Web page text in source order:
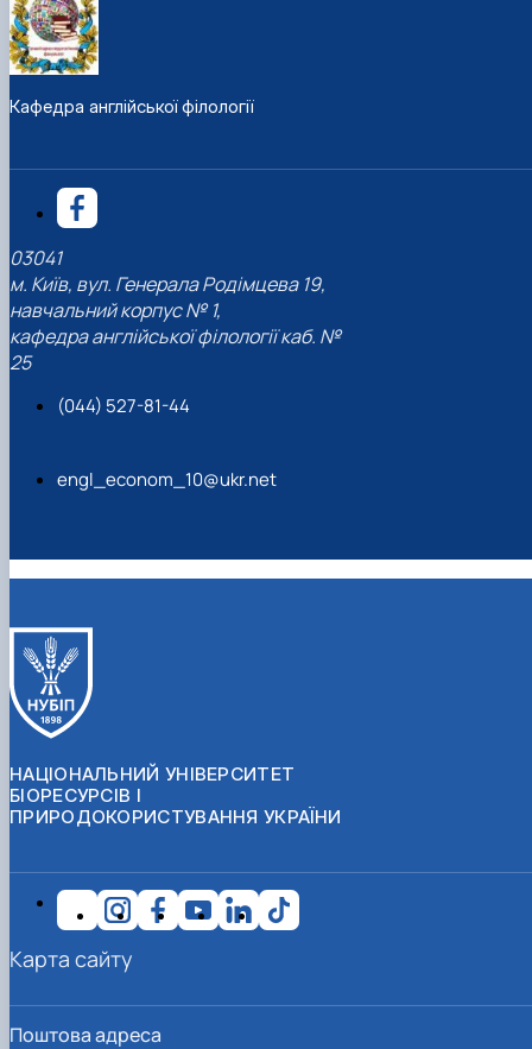
Кафедра англійської філології
03041
м. Київ, вул. Генерала Родімцева 19,
навчальний корпус № 1,
кафедра англійської філології каб. №
25
(044) 527-81-44
engl_econom_10@ukr.net
НАЦІОНАЛЬНИЙ УНІВЕРСИТЕТ
БІОРЕСУРСІВ І
ПРИРОДОКОРИСТУВАННЯ УКРАЇНИ
Поштова адреса
Карта сайту